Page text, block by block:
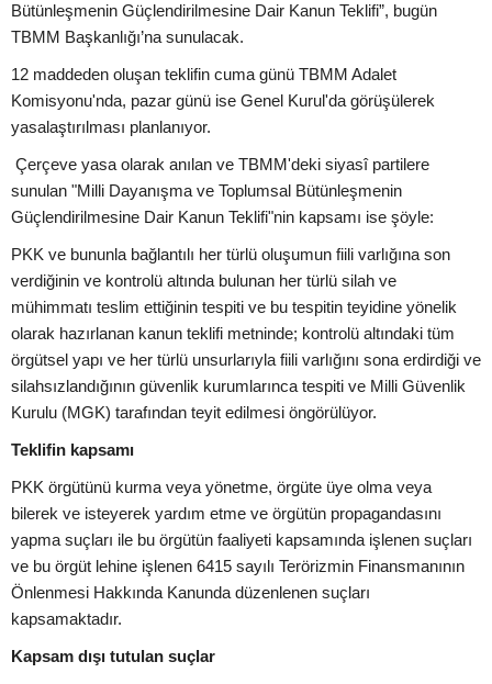
Bütünleşmenin Güçlendirilmesine Dair Kanun Teklifi”, bugün
TBMM Başkanlığı’na sunulacak.
12 maddeden oluşan teklifin cuma günü TBMM Adalet
Komisyonu'nda, pazar günü ise Genel Kurul'da görüşülerek
yasalaştırılması planlanıyor.
Çerçeve yasa olarak anılan ve TBMM'deki siyasî partilere
sunulan "Milli Dayanışma ve Toplumsal Bütünleşmenin
Güçlendirilmesine Dair Kanun Teklifi"nin kapsamı ise şöyle:
PKK ve bununla bağlantılı her türlü oluşumun fiili varlığına son
verdiğinin ve kontrolü altında bulunan her türlü silah ve
mühimmatı teslim ettiğinin tespiti ve bu tespitin teyidine yönelik
olarak hazırlanan kanun teklifi metninde; kontrolü altındaki tüm
örgütsel yapı ve her türlü unsurlarıyla fiili varlığını sona erdirdiği ve
silahsızlandığının güvenlik kurumlarınca tespiti ve Milli Güvenlik
Kurulu (MGK) tarafından teyit edilmesi öngörülüyor.
Teklifin kapsamı
PKK örgütünü kurma veya yönetme, örgüte üye olma veya
bilerek ve isteyerek yardım etme ve örgütün propagandasını
yapma suçları ile bu örgütün faaliyeti kapsamında işlenen suçları
ve bu örgüt lehine işlenen 6415 sayılı Terörizmin Finansmanının
Önlenmesi Hakkında Kanunda düzenlenen suçları
kapsamaktadır.
Kapsam dışı tutulan suçlar